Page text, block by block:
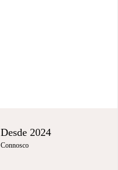
Desde 2024
Connosco